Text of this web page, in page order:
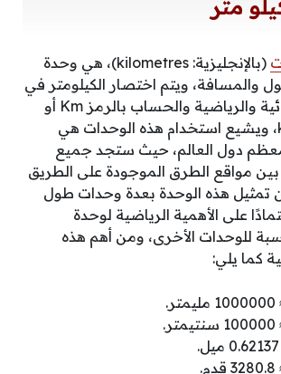
متر
(بالإنجليزية: kilometres)، هي وحدة
والمسافة، ويتم اختصار الكيلومتر في
المعادلات الفيزيائية والرياضية والحساب بالرمز Km أو
الرمز العربي km، ويشيع استخدام هذه الوحدات هي
دول العالم، حيث ستجد جميع
مواقع الطرق الموجودة على الطريق
تمثيل هذه الوحدة بعدة وحدات طول
على الأهمية الرياضية لوحدة
للوحدات الأخرى، ومن أهم هذه
كما يلي: